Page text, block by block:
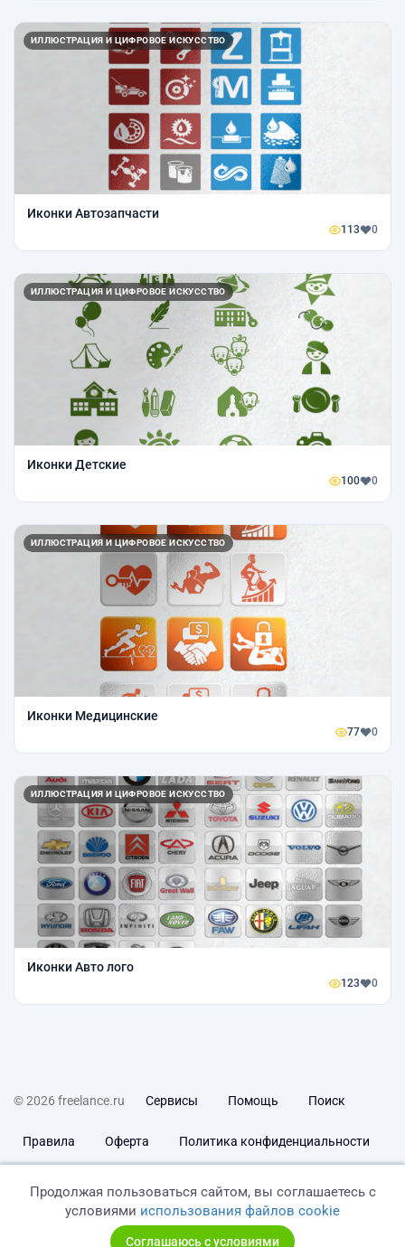
ИЛЛЮСТРАЦИЯ И ЦИФРОВОЕ ИСКУССТВО
Иконки Автозапчасти
113 0
ИЛЛЮСТРАЦИЯ И ЦИФРОВОЕ ИСКУССТВО
Иконки Детские
100 0
ИЛЛЮСТРАЦИЯ И ЦИФРОВОЕ ИСКУССТВО
Иконки Медицинские
77 0
ИЛЛЮСТРАЦИЯ И ЦИФРОВОЕ ИСКУССТВО
Иконки Авто лого
123 0
© 2026 freelance.ru Сервисы Помощь Поиск
Правила Оферта Политика конфиденциальности
Продолжая пользоваться сайтом, вы соглашаетесь с
условиями использования файлов cookie
Соглашаюсь с условиями